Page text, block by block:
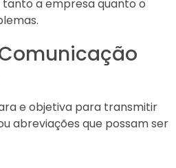
a empresa quanto o
e objetiva para transmitir
abreviações que possam ser